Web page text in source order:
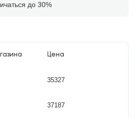
до 30%
Цена
35327
37187